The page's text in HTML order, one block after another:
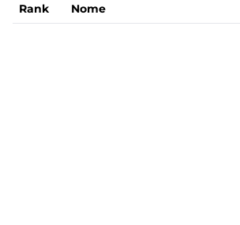
Rank Nome